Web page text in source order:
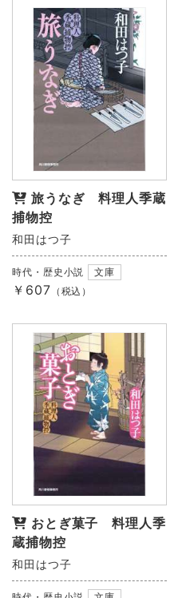
旅うなぎ 料理人季蔵
捕物控
和田はつ子
時代・歴史小説 文庫
￥607 （税込）
おとぎ菓子 料理人季
蔵捕物控
和田はつ子